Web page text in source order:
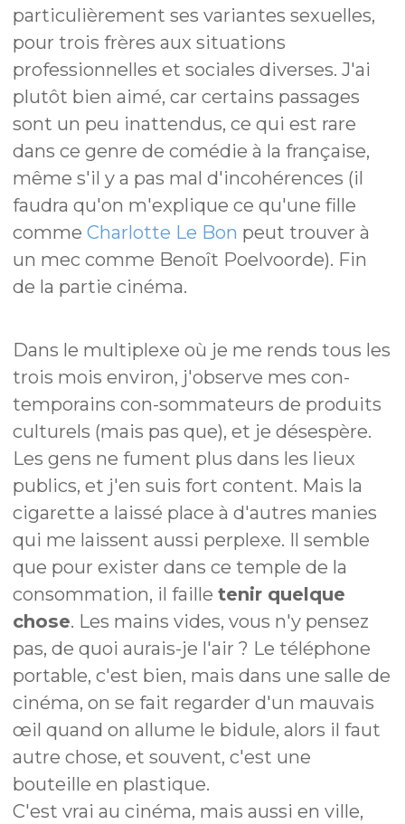
particulièrement ses variantes sexuelles,
pour trois frères aux situations
professionnelles et sociales diverses. J'ai
plutôt bien aimé, car certains passages
sont un peu inattendus, ce qui est rare
dans ce genre de comédie à la française,
même s'il y a pas mal d'incohérences (il
faudra qu'on m'explique ce qu'une fille
comme Charlotte Le Bon peut trouver à
un mec comme Benoît Poelvoorde). Fin
de la partie cinéma.
Dans le multiplexe où je me rends tous les
trois mois environ, j'observe mes con-
temporains con-sommateurs de produits
culturels (mais pas que), et je désespère.
Les gens ne fument plus dans les lieux
publics, et j'en suis fort content. Mais la
cigarette a laissé place à d'autres manies
qui me laissent aussi perplexe. Il semble
que pour exister dans ce temple de la
consommation, il faille tenir quelque
chose. Les mains vides, vous n'y pensez
pas, de quoi aurais-je l'air ? Le téléphone
portable, c'est bien, mais dans une salle de
cinéma, on se fait regarder d'un mauvais
œil quand on allume le bidule, alors il faut
autre chose, et souvent, c'est une
bouteille en plastique.
C'est vrai au cinéma, mais aussi en ville,